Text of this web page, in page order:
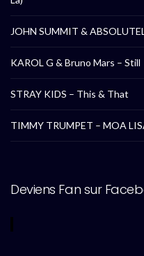
JOHN SUMMIT &
KAROL G & Bruno Mars – Still
STRAY KIDS – This & That
TIMMY TRUMPET – MOA
Deviens Fan sur